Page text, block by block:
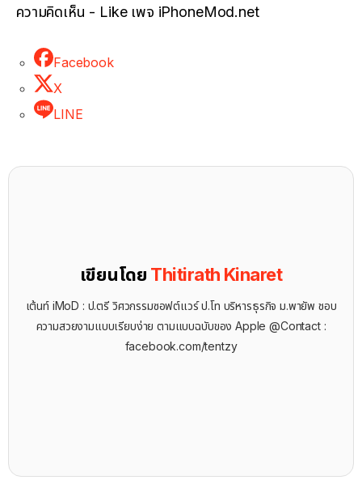
ความคิดเห็น - Like เพจ iPhoneMod.net
Facebook
X
LINE
เขียนโดย Thitirath Kinaret
เต้นท์ iMoD : ป.ตรี วิศวกรรมซอฟต์แวร์ ป.โท บริหารธุรกิจ ม.พายัพ ชอบ
ความสวยงามแบบเรียบง่าย ตามแบบฉบับของ Apple @Contact :
facebook.com/tentzy